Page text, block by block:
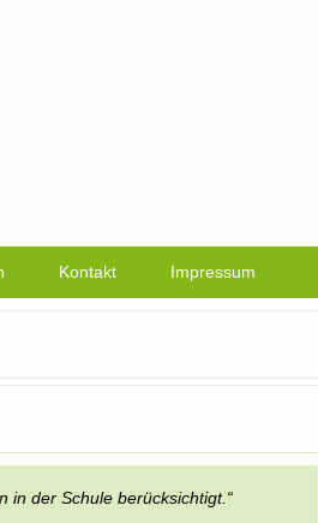
Kontakt Impressum
in der Schule berücksichtigt.“